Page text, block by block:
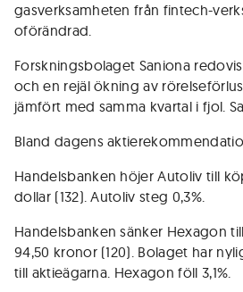
gasverksamheten från fintech-
oförändrad.
Forskningsbolaget Saniona
och en rejäl ökning av
jämfört med samma kvartal i fjol.
Bland dagens
Handelsbanken höjer Autoliv till
dollar (132). Autoliv steg 0,3%.
Handelsbanken sänker Hexagon
94,50 kronor (120). Bolaget har
till aktieägarna. Hexagon föll 3,1%.